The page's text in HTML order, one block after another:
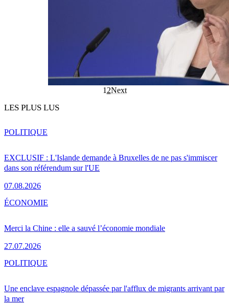
1 2Next
LES PLUS LUS
EXCLUSIF : L'Islande demande à Bruxelles de ne pas s'immiscer
dans son référendum sur l'UE
07.08.2026
POLITIQUE
Merci la Chine : elle a sauvé l’économie mondiale
27.07.2026
ÉCONOMIE
Une enclave espagnole dépassée par l'afflux de migrants arrivant par
la mer
POLITIQUE